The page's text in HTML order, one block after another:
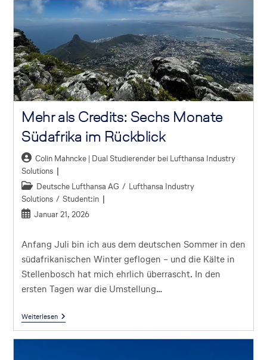
Mehr als Credits: Sechs Monate
Südafrika im Rückblick
Colin Mahncke | Dual Studierender bei Lufthansa Industry
Solutions
Deutsche Lufthansa AG / Lufthansa Industry
Solutions / Student:in
Januar 21, 2026
Anfang Juli bin ich aus dem deutschen Sommer in den
südafrikanischen Winter geflogen – und die Kälte in
Stellenbosch hat mich ehrlich überrascht. In den
ersten Tagen war die Umstellung…
Weiterlesen